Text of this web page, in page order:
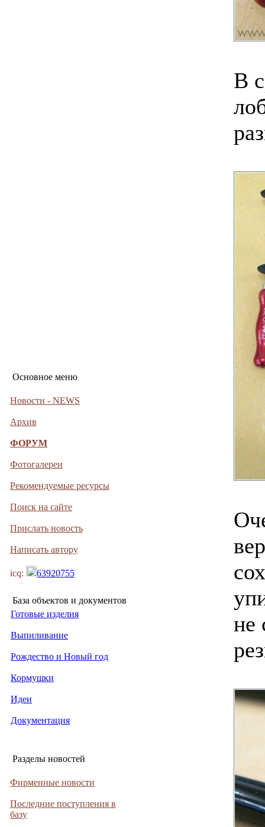
Основное меню
Новости - NEWS
Архив
ФОРУМ
Фотогалереи
Рекомендуемые ресурсы
Поиск на сайте
Прислать новость
Написать автору
icq: 63920755
База объектов и документов
Готовые изделия
Выпиливание
Рождество и Новый год
Кормушки
Идеи
Документация
Разделы новостей
Фирменные новости
Последние поступления в
базу
В
не